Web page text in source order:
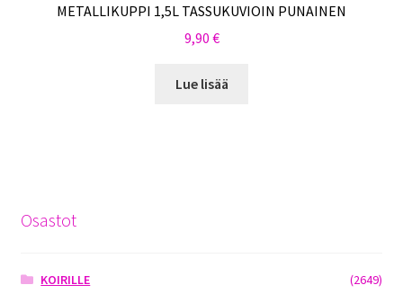
METALLIKUPPI 1,5L TASSUKUVIOIN PUNAINEN
9,90 €
Lue lisää
Osastot
KOIRILLE
(2649)